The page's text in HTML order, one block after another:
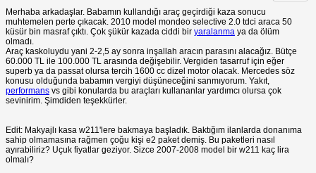
Merhaba arkadaşlar. Babamın kullandığı araç geçirdiği kaza sonucu
muhtemelen perte çıkacak. 2010 model mondeo selective 2.0 tdci araca 50
küsür bin masraf çıktı. Çok şükür kazada ciddi bir yaralanma ya da ölüm
olmadı.
Araç kaskoluydu yani 2-2,5 ay sonra inşallah aracın parasını alacağız. Bütçe
60.000 TL ile 100.000 TL arasında değişebilir. Vergiden tasarruf için eğer
superb ya da passat olursa tercih 1600 cc dizel motor olacak. Mercedes söz
konusu olduğunda babamın vergiyi düşüneceğini sanmıyorum. Yakıt,
performans vs gibi konularda bu araçları kullananlar yardımcı olursa çok
sevinirim. Şimdiden teşekkürler.
Edit: Makyajlı kasa w211'lere bakmaya başladık. Baktığım ilanlarda donanıma
sahip olmamasına rağmen çoğu kişi e2 paket demiş. Bu paketleri nasıl
ayırabiliriz? Uçuk fiyatlar geziyor. Sizce 2007-2008 model bir w211 kaç lira
olmalı?